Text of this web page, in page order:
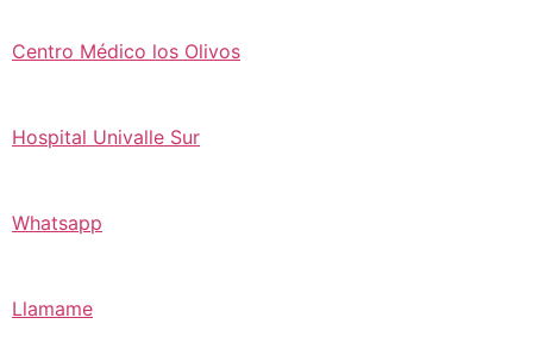
Centro Médico los Olivos
Hospital Univalle Sur
Whatsapp
Llamame